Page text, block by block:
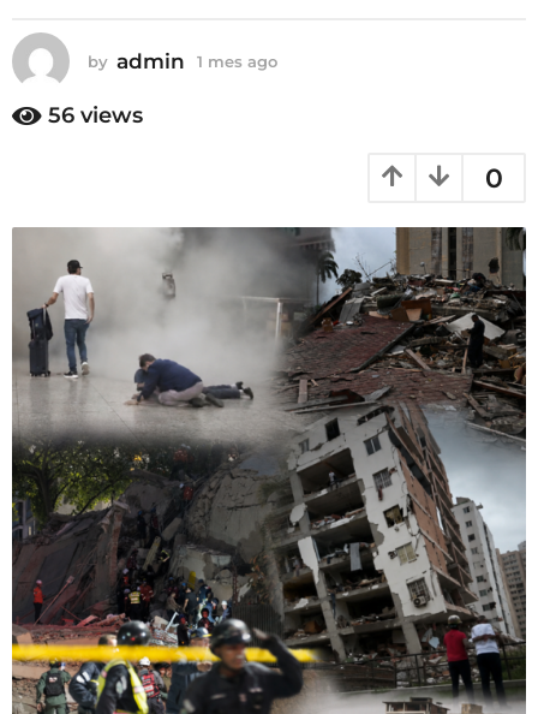
by admin 1 mes ago
56 views
0